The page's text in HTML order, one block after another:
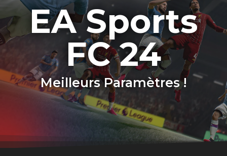
EA Sports
FC 24
Meilleurs Paramètres !